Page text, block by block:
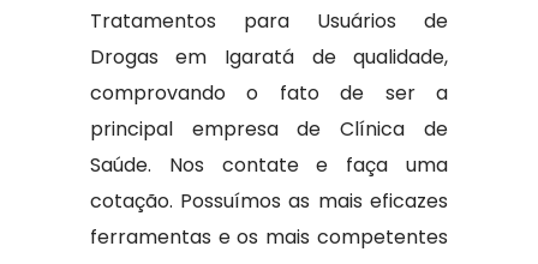
Tratamentos para Usuários de
Drogas em Igaratá de qualidade,
comprovando o fato de ser a
principal empresa de Clínica de
Saúde. Nos contate e faça uma
cotação. Possuímos as mais eficazes
ferramentas e os mais competentes